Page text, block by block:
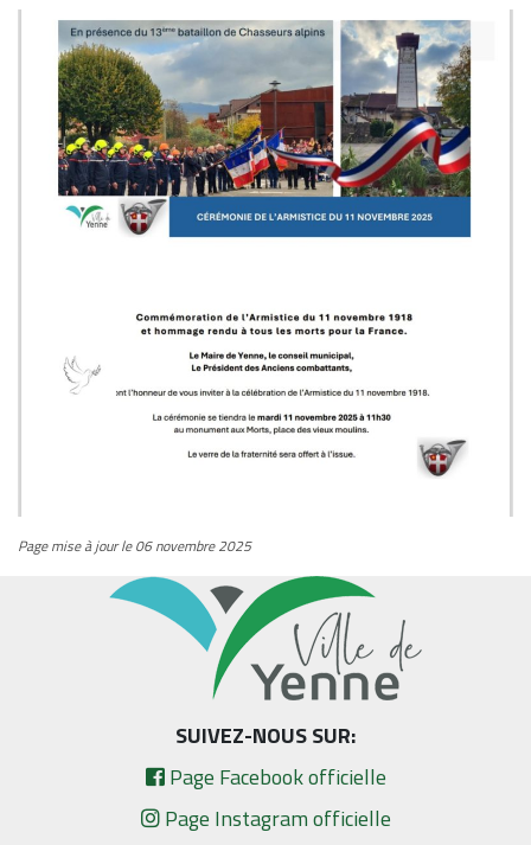
Page mise à jour le 06 novembre 2025
SUIVEZ-NOUS SUR:
Page Facebook officielle
Page Instagram officielle